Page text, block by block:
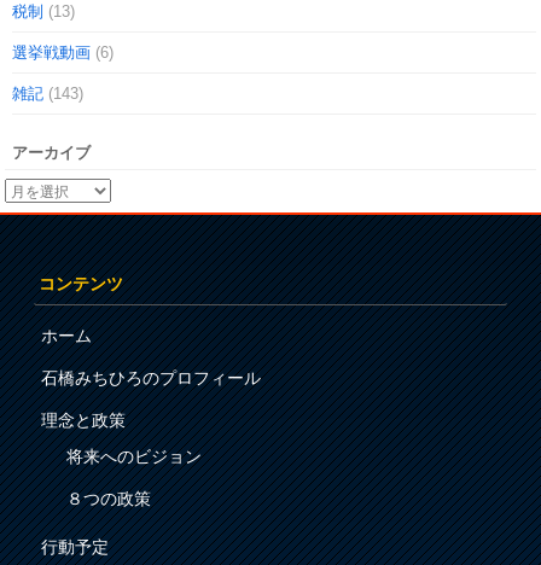
税制 (13)
選挙戦動画 (6)
雑記 (143)
アーカイブ
コンテンツ
ホーム
石橋みちひろのプロフィール
理念と政策
将来へのビジョン
８つの政策
行動予定